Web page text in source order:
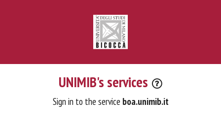
UNIMIB's services
Sign in to the service boa.unimib.it